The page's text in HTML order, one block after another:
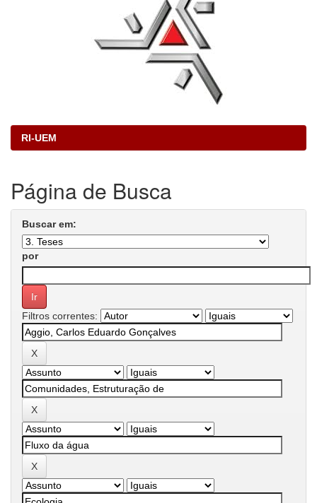
RI-UEM
Página de Busca
Buscar em:
por
Filtros correntes: